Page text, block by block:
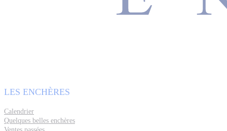
LES ENCHÈRES
Calendrier
Quelques belles enchères